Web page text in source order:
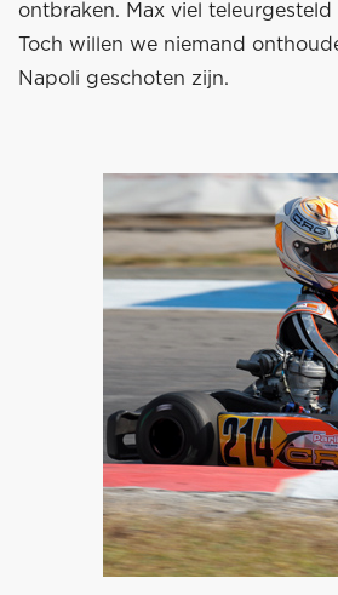
ontbraken. Max viel
Toch willen we niemand
Napoli geschoten zijn.